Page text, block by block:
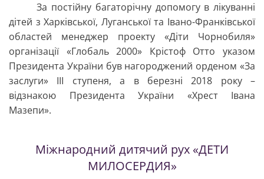
За постійну багаторічну допомогу в лікуванні
дітей з Харківської, Луганської та Івано-Франківської
областей менеджер проекту «Діти Чорнобиля»
організації «Глобаль 2000» Крістоф Отто указом
Президента України був нагороджений орденом «За
заслуги» III ступеня, а в березні 2018 року –
відзнакою Президента України «Хрест Івана
Мазепи».
Міжнародний дитячий рух «ДЕТИ
МИЛОСЕРДИЯ»